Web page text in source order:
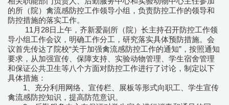
的所（院）禽流感防控工作领导小组，负责防控工作的领导和
防控措施的落实工作。
11月28日上午，齐新爱副所（院）长主持召开防控工作领
导小组工作会议，明确工作分工，研究落实具体预防措施。会
议首先传达了院校“关于加强禽流感防控工作的通知”，按照通知
要求，从加强宣传、保障支持、实验动物管理、学生宿舍管理
和保证公共卫生等八个方面对防控工作进行了讨论，制定以下
具体措施：
1、充分利用网络、宣传栏、展板等形式向职工、学生宣传
禽流感防控知识，提高防范意识。